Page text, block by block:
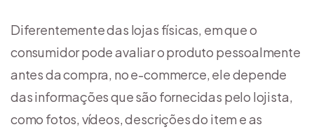
Diferentemente das lojas físicas, em que o
consumidor pode avaliar o produto pessoalmente
antes da compra, no e-commerce, ele depende
das informações que são fornecidas pelo lojista,
como fotos, vídeos, descrições do item e as